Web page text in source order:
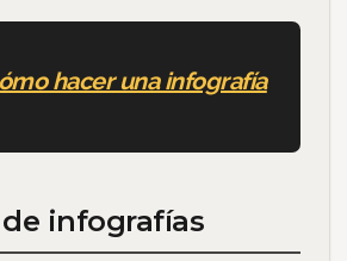
hacer una infografía
infografías